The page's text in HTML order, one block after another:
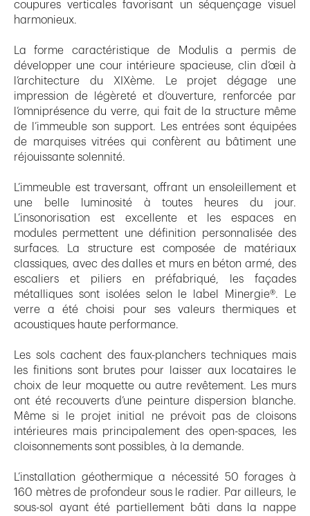
coupures verticales favorisant un séquençage visuel
harmonieux.
La forme caractéristique de Modulis a permis de
développer une cour intérieure spacieuse, clin d’œil à
l’architecture du XIXème. Le projet dégage une
impression de légèreté et d’ouverture, renforcée par
l’omniprésence du verre, qui fait de la structure même
de l’immeuble son support. Les entrées sont équipées
de marquises vitrées qui confèrent au bâtiment une
réjouissante solennité.
L’immeuble est traversant, offrant un ensoleillement et
une belle luminosité à toutes heures du jour.
L’insonorisation est excellente et les espaces en
modules permettent une définition personnalisée des
surfaces. La structure est composée de matériaux
classiques, avec des dalles et murs en béton armé, des
escaliers et piliers en préfabriqué, les façades
métalliques sont isolées selon le label Minergie®. Le
verre a été choisi pour ses valeurs thermiques et
acoustiques haute performance.
Les sols cachent des faux-planchers techniques mais
les finitions sont brutes pour laisser aux locataires le
choix de leur moquette ou autre revêtement. Les murs
ont été recouverts d’une peinture dispersion blanche.
Même si le projet initial ne prévoit pas de cloisons
intérieures mais principalement des open-spaces, les
cloisonnements sont possibles, à la demande.
L’installation géothermique a nécessité 50 forages à
160 mètres de profondeur sous le radier. Par ailleurs, le
sous-sol ayant été partiellement bâti dans la nappe